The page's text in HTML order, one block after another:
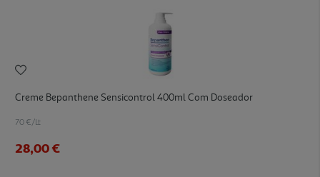
Creme Bepanthene Sensicontrol 400ml Com Doseador
70 €/Lt
28,00 €